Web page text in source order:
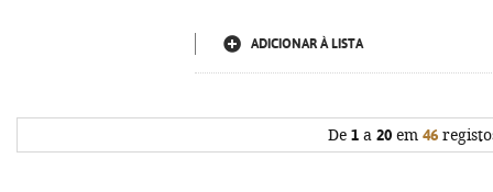
ADICIONAR À LISTA
De 1a 20em 46